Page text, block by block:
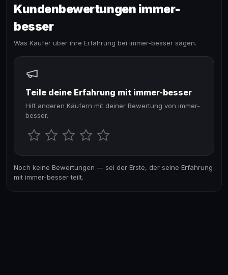
Kundenbewertungen immer-
besser
Was Käufer über ihre Erfahrung bei immer-besser sagen.
Teile deine Erfahrung mit immer-besser
Hilf anderen Käufern mit deiner Bewertung von immer-
besser.
Noch keine Bewertungen — sei der Erste, der seine Erfahrung
mit immer-besser teilt.